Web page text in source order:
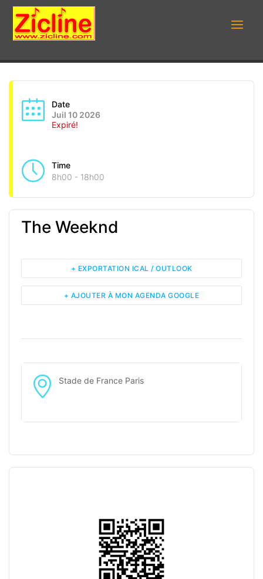
Date
Juil 10 2026
Expiré!
Time
8h00 - 18h00
The Weeknd
+ AJOUTER À MON AGENDA GOOGLE
+ EXPORTATION ICAL / OUTLOOK
Stade de France Paris